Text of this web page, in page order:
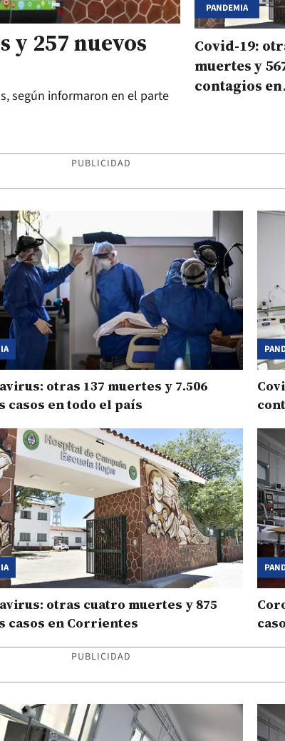
y 257 nuevos
según informaron en el parte
PANDEMIA
Covid-19:
muertes y
contagios en
PUBLICIDAD
otras 137 muertes y 7.506
casos en todo el país
otras cuatro muertes y 875
casos en Corrientes
PUBLICIDAD